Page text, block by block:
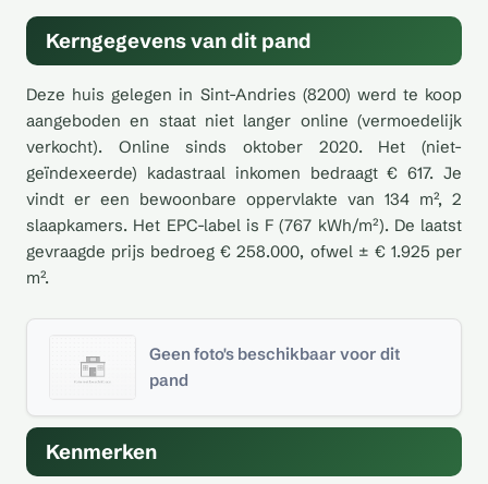
Kerngegevens van dit pand
Deze huis gelegen in Sint-Andries (8200) werd te koop
aangeboden en staat niet langer online (vermoedelijk
verkocht). Online sinds oktober 2020. Het (niet-
geïndexeerde) kadastraal inkomen bedraagt € 617. Je
vindt er een bewoonbare oppervlakte van 134 m², 2
slaapkamers. Het EPC-label is F (767 kWh/m²). De laatst
gevraagde prijs bedroeg € 258.000, ofwel ± € 1.925 per
m².
Geen foto's beschikbaar voor dit
pand
Kenmerken